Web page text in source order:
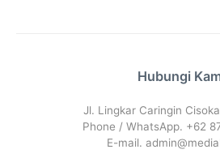
Hubungi
Jl. Lingkar Caringin
Phone / WhatsApp. +62
E-mail.